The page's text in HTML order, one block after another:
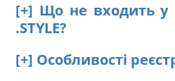
[+] Що не входить у
.STYLE?
[+] Особливості